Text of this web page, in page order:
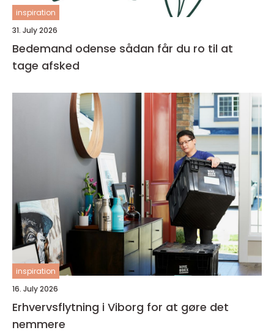
inspiration
31. July 2026
Bedemand odense sådan får du ro til at
tage afsked
inspiration
16. July 2026
Erhvervsflytning i Viborg for at gøre det
nemmere